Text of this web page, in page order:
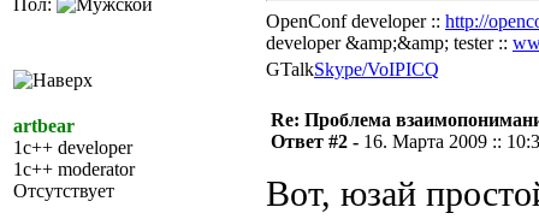
Пол:
OpenConf developer :: http://
developer &amp;&amp; tester ::
GTalkSkype/VoIPICQ
artbear
1c++ developer
1c++ moderator
Отсутствует
Re: Проблема
Ответ #2 - 16. Марта 2009 ::
Вот, юзай